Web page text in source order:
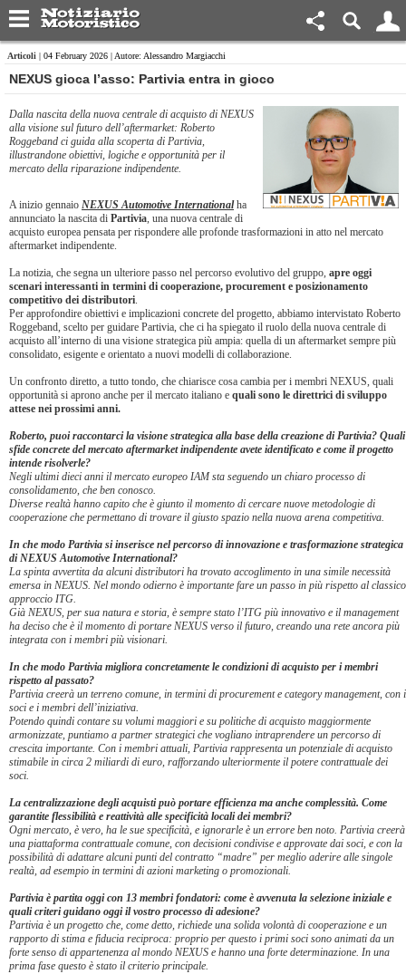
Articoli | 04 February 2026 | Autore: Alessandro Margiacchi
​NEXUS gioca l’asso: Partivia entra in gioco
Dalla nascita della nuova centrale di acquisto di NEXUS
alla visione sul futuro dell’aftermarket: Roberto
Roggeband ci guida alla scoperta di Partivia,
illustrandone obiettivi, logiche e opportunità per il
mercato della riparazione indipendente.
A inizio gennaio NEXUS Automotive Internationalha
annunciato la nascita di Partivia, una nuova centrale di
acquisto europea pensata per rispondere alle profonde trasformazioni in atto nel mercato
aftermarket indipendente.
La notizia, che segna un ulteriore passo nel percorso evolutivo del gruppo, apre oggi
scenari interessanti in termini di cooperazione, procurement e posizionamento
competitivo dei distributori.
Per approfondire obiettivi e implicazioni concrete del progetto, abbiamo intervistato Roberto
Roggeband, scelto per guidare Partivia, che ci ha spiegato il ruolo della nuova centrale di
acquisto all’interno di una visione strategica più ampia: quella di un aftermarket sempre più
consolidato, esigente e orientato a nuovi modelli di collaborazione.
Un confronto diretto, a tutto tondo, che chiarisce cosa cambia per i membri NEXUS, quali
opportunità si aprono anche per il mercato italiano e quali sono le direttrici di sviluppo
attese nei prossimi anni.
Roberto, puoi raccontarci la visione strategica alla base della creazione di Partivia? Quali
sfide concrete del mercato aftermarket indipendente avete identificato e come il progetto
intende risolverle?
Negli ultimi dieci anni il mercato europeo IAM sta seguendo un chiaro processo di
consolidamento, che ben conosco.
Diverse realtà hanno capito che è giunto il momento di cercare nuove metodologie di
cooperazione che permettano di trovare il giusto spazio nella nuova arena competitiva.
In che modo Partivia si inserisce nel percorso di innovazione e trasformazione strategica
di NEXUS Automotive International?
La spinta avvertita da alcuni distributori ha trovato accoglimento in una simile necessità
emersa in NEXUS. Nel mondo odierno è importante fare un passo in più rispetto al classico
approccio ITG.
Già NEXUS, per sua natura e storia, è sempre stato l’ITG più innovativo e il management
ha deciso che è il momento di portare NEXUS verso il futuro, creando una rete ancora più
integrata con i membri più visionari.
In che modo Partivia migliora concretamente le condizioni di acquisto per i membri
rispetto al passato?
Partivia creerà un terreno comune, in termini di procurement e category management, con i
soci e i membri dell’iniziativa.
Potendo quindi contare su volumi maggiori e su politiche di acquisto maggiormente
armonizzate, puntiamo a partner strategici che vogliano intraprendere un percorso di
crescita importante. Con i membri attuali, Partivia rappresenta un potenziale di acquisto
stimabile in circa 2 miliardi di euro, rafforzando ulteriormente il potere contrattuale dei
soci.
La centralizzazione degli acquisti può portare efficienza ma anche complessità. Come
garantite flessibilità e reattività alle specificità locali dei membri?
Ogni mercato, è vero, ha le sue specificità, e ignorarle è un errore ben noto. Partivia creerà
una piattaforma contrattuale comune, con decisioni condivise e approvate dai soci, e con la
possibilità di adattare alcuni punti del contratto “madre” per meglio aderire alle singole
realtà, ad esempio in termini di azioni marketing o promozionali.
Partivia è partita oggi con 13 membri fondatori: come è avvenuta la selezione iniziale e
quali criteri guidano oggi il vostro processo di adesione?
Partivia è un progetto che, come detto, richiede una solida volontà di cooperazione e un
rapporto di stima e fiducia reciproca: proprio per questo i primi soci sono animati da un
forte senso di appartenenza al mondo NEXUS e hanno una forte determinazione. In una
prima fase questo è stato il criterio principale.